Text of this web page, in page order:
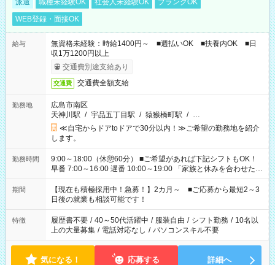
派遣 職種未経験OK 社会人未経験OK
ブランクOK
WEB登録・面接OK
給与
無資格未経験：時給1400円～ ■週払いOK ■扶養内OK ■日
収1万1200円以上
交通費別途支給あり
交通費 交通費全額支給
勤務地
広島市南区
天神川駅 / 宇品五丁目駅 / 猿猴橋町駅 / …
≪自宅からドアtoドアで30分以内！≫ご希望の勤務地を紹介
します。
勤務時間
9:00～18:00（休憩60分） ■ご希望があれば下記シフトもOK！
早番 7:00～16:00 遅番 10:00～19:00 「家族と休みを合わせた
い」 「余裕を持って夕飯の準備がしたい」 「できれば残業はし
たくない」 など、ご希望を教えてくださいね。 ※Wワーク希望
の方へ 今ご覧のお仕事で希望する勤務時間と、もう1つのお仕事
の勤務時間。 合計で週40時間を超える場合は応募できません。
期間
【現在も積極採用中！急募！】2カ月～ ■ご応募から最短2～3
日後の就業も相談可能です！
特徴 履歴書不要 / 40～50代活躍中 / 服装自由 / シフト勤務 / 10名以
上の大量募集 / 電話対応なし / パソコンスキル不要
気になる！ 応募する 詳細へ